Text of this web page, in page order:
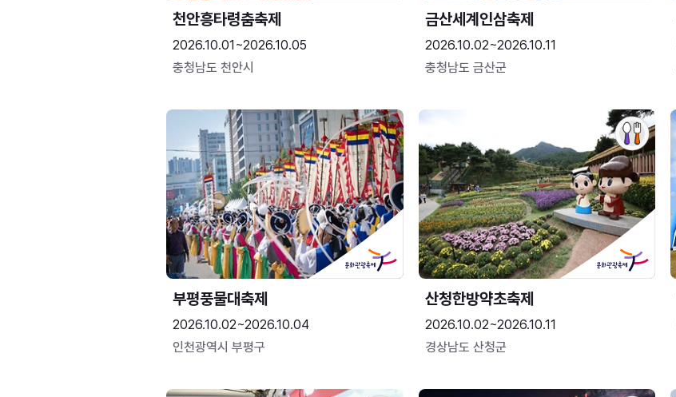
천안흥타령춤축제
2026.10.01~2026.10.05
충청남도 천안시
금산세계인삼축제
2026.10.02~2026.10.11
충청남도 금산군
부평풍물대축제
2026.10.02~2026.10.04
인천광역시 부평구
산청한방약초축제
2026.10.02~2026.10.11
경상남도 산청군